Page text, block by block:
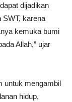
dijadikan
SWT, karena
kemuka bumi
Allah,” ujar
untuk mengambil
hidup,